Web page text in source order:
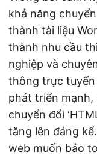
khả năng
thành tài liệu
thành nhu cầu
nghiệp và
thông trực tuyến
phát triển mạnh,
chuyển đổi
tăng lên đáng
web muốn bảo